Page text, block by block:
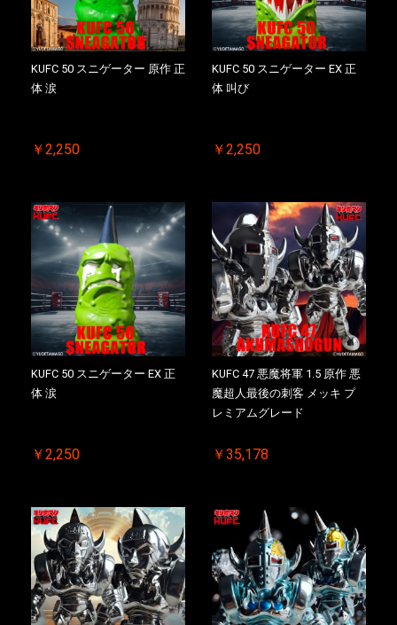
KUFC 50 スニゲーター 原作 正
体 涙
￥2,250
KUFC 50 スニゲーター EX 正
体 叫び
￥2,250
KUFC 50 スニゲーター EX 正
体 涙
￥2,250
KUFC 47 悪魔将軍 1.5 原作 悪
魔超人最後の刺客 メッキ プ
レミアムグレード
￥35,178